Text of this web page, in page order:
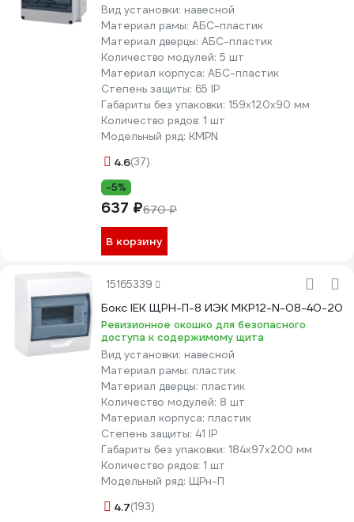
Вид установки: навесной
Материал рамы: АБС-пластик
Материал дверцы: АБС-пластик
Количество модулей: 5 шт
Материал корпуса: АБС-пластик
Степень защиты: 65 IP
Габариты без упаковки: 159x120x90 мм
Количество рядов: 1 шт
Модельный ряд: KMPN
4.6(37)
-5%
637 ₽670 ₽
В корзину
15165339
Бокс IEK ЩРН-П-8 ИЭК MKP12-N-08-40-20
Ревизионное окошко для безопасного
доступа к содержимому щита
Вид установки: навесной
Материал рамы: пластик
Материал дверцы: пластик
Количество модулей: 8 шт
Материал корпуса: пластик
Степень защиты: 41 IP
Габариты без упаковки: 184х97х200 мм
Количество рядов: 1 шт
Модельный ряд: ЩРн-П
4.7(193)